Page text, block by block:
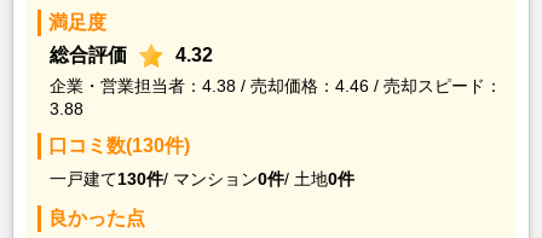
満足度
総合評価
4.32
企業・営業担当者：4.38 / 売却価格：4.46 / 売却スピード：
3.88
口コミ数(130件)
一戸建て130件/ マンション0件/ 土地0件
良かった点